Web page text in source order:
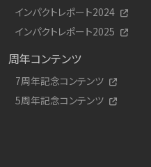
インパクトレポート2024
インパクトレポート2025
周年コンテンツ
7周年記念コンテンツ
5周年記念コンテンツ